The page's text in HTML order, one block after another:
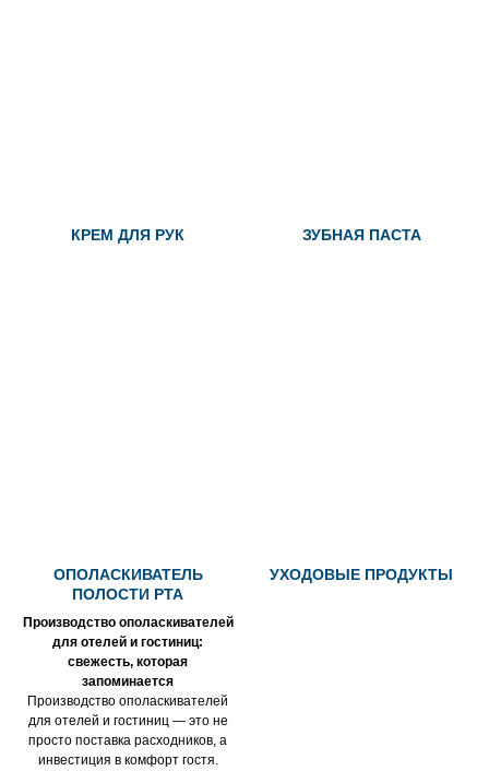
КРЕМ ДЛЯ РУК ЗУБНАЯ ПАСТА
ОПОЛАСКИВАТЕЛЬ
ПОЛОСТИ РТА
Производство ополаскивателей
для отелей и гостиниц:
свежесть, которая
запоминается
Производство ополаскивателей
для отелей и гостиниц — это не
просто поставка расходников, а
инвестиция в комфорт гостя.
УХОДОВЫЕ ПРОДУКТЫ